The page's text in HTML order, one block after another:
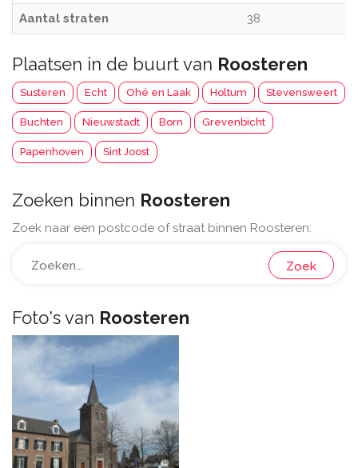
Aantal straten 38
Plaatsen in de buurt van Roosteren
Susteren Echt Ohé en Laak Holtum Stevensweert
Buchten Nieuwstadt Born Grevenbicht
Papenhoven Sint Joost
Zoeken binnen Roosteren
Zoek naar een postcode of straat binnen Roosteren:
Zoek
Foto's van Roosteren